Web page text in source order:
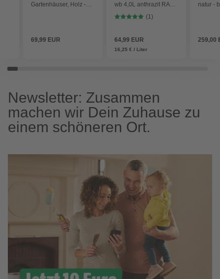
Gartenhäuser, Holz -
69,99 EUR
wb 4,0L anthrazit RAL
7016 - grau
(1)
64,99 EUR
16,25 € / Liter
natur -
259,00
Newsletter: Zusammen
machen wir Dein Zuhause zu
einem schöneren Ort.